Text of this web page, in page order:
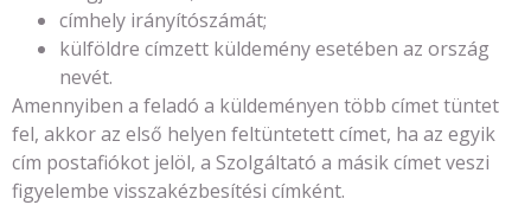
címhely irányítószámát;
külföldre címzett küldemény esetében az ország
nevét.
Amennyiben a feladó a küldeményen több címet tüntet
fel, akkor az első helyen feltüntetett címet, ha az egyik
cím postafiókot jelöl, a Szolgáltató a másik címet veszi
figyelembe visszakézbesítési címként.